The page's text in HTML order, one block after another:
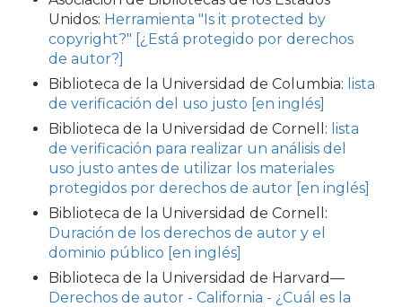
Unidos: Herramienta "Is it protected by
copyright?" [¿Está protegido por derechos
de autor?]
Biblioteca de la Universidad de Columbia: lista
de verificación del uso justo [en inglés]
Biblioteca de la Universidad de Cornell: lista
de verificación para realizar un análisis del
uso justo antes de utilizar los materiales
protegidos por derechos de autor [en inglés]
Biblioteca de la Universidad de Cornell:
Duración de los derechos de autor y el
dominio público [en inglés]
Biblioteca de la Universidad de Harvard—
Derechos de autor - California - ¿Cuál es la